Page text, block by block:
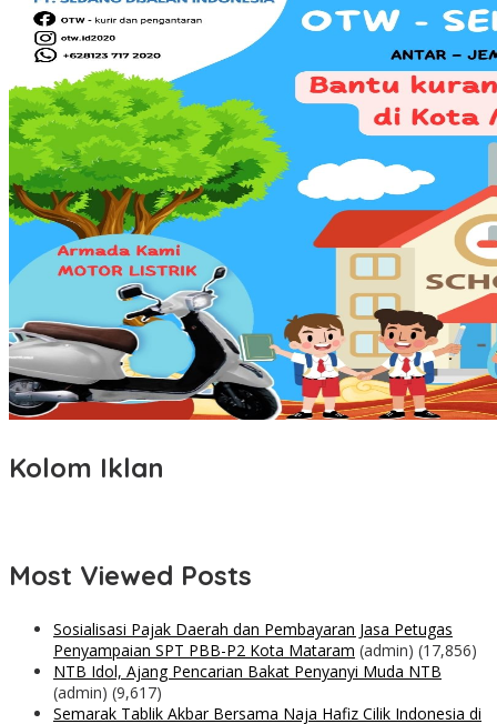
Kolom Iklan
Most Viewed Posts
Sosialisasi Pajak Daerah dan Pembayaran Jasa Petugas
Penyampaian SPT PBB-P2 Kota Mataram (admin) (17,856)
NTB Idol, Ajang Pencarian Bakat Penyanyi Muda NTB
(admin) (9,617)
Semarak Tablik Akbar Bersama Naja Hafiz Cilik Indonesia di